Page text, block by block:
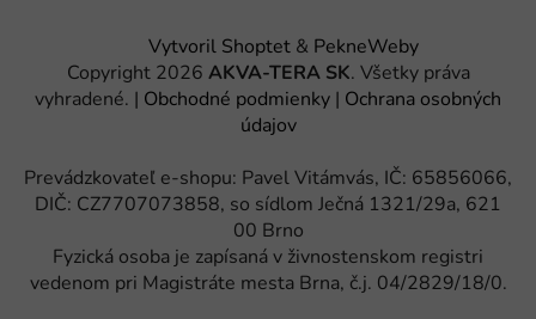
Vytvoril Shoptet& PekneWeby
Copyright 2026 AKVA-TERA SK. Všetky práva
vyhradené. | Obchodné podmienky | Ochrana osobných
údajov
Prevádzkovateľ e-shopu: Pavel Vitámvás, IČ: 65856066,
DIČ: CZ7707073858, so sídlom Ječná 1321/29a, 621
00 Brno
Fyzická osoba je zapísaná v živnostenskom registri
vedenom pri Magistráte mesta Brna, č.j. 04/2829/18/0.